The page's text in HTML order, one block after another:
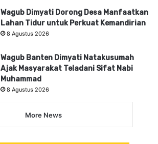
Wagub Dimyati Dorong Desa Manfaatkan
Lahan Tidur untuk Perkuat Kemandirian
8 Agustus 2026
Wagub Banten Dimyati Natakusumah
Ajak Masyarakat Teladani Sifat Nabi
Muhammad
8 Agustus 2026
More News